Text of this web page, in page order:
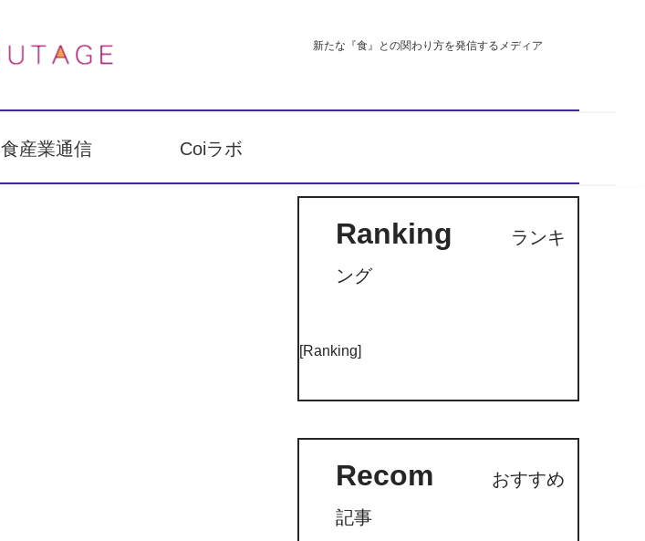
新たな『食』との関わり方を発信するメディア
食産業通信 Coiラボ
Ranking
ランキ
ング
[Ranking]
Recom
おすすめ
記事